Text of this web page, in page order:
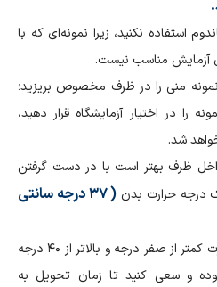
استفاده نکنید، زیرا نمونه‌ای که با
آزمایش مناسب نیست.
منی را در ظرف مخصوص بریزید؛
را در اختیار آزمایشگاه قرار دهید،
شد.
ظرف بهتر است با در دست گرفتن
درجه حرارت بدن
( ۳۷ درجه سانتی
از قرار دادن نمونه در حرارت کمتر از صفر درجه و بالاتر از ۴۰ درجه
و سعی کنید تا زمان تحویل به